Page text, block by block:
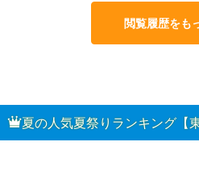
閲覧履歴をも
夏の人気夏祭りランキング【